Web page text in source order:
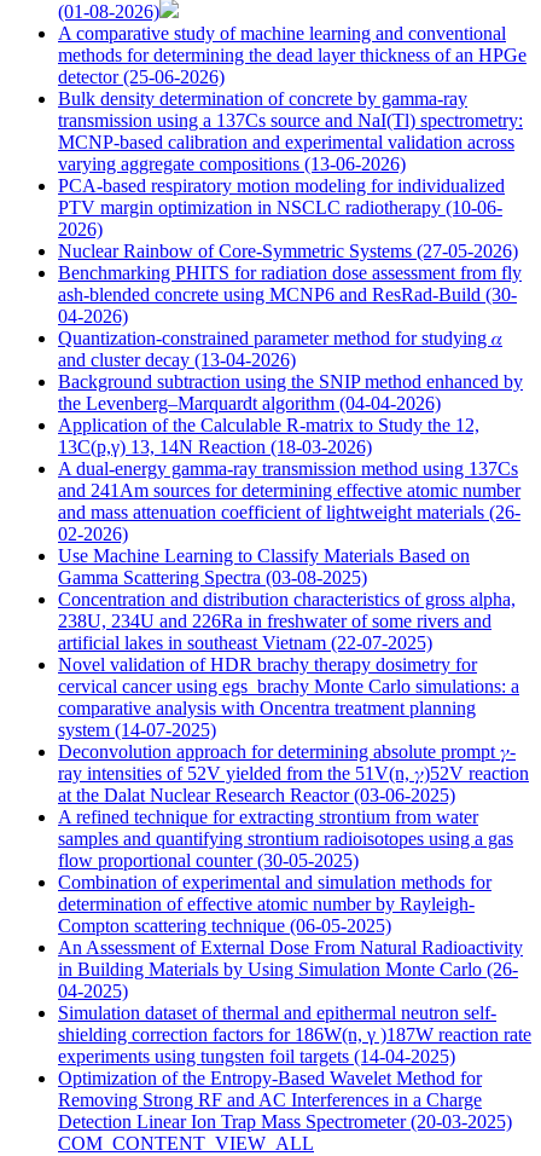
(01-08-2026)
A comparative study of machine learning and conventional
methods for determining the dead layer thickness of an HPGe
detector(25-06-2026)
Bulk density determination of concrete by gamma-ray
transmission using a 137Cs source and NaI(Tl) spectrometry:
MCNP-based calibration and experimental validation across
varying aggregate compositions (13-06-2026)
PCA-based respiratory motion modeling for individualized
PTV margin optimization in NSCLC radiotherapy (10-06-
2026)
Nuclear Rainbow of Core-Symmetric Systems (27-05-2026)
Benchmarking PHITS for radiation dose assessment from fly
ash-blended concrete using MCNP6 and ResRad-Build (30-
04-2026)
Quantization-constrained parameter method for studying 𝛼
and cluster decay (13-04-2026)
Background subtraction using the SNIP method enhanced by
the Levenberg–Marquardt algorithm (04-04-2026)
Application of the Calculable R-matrix to Study the 12,
13C(p,γ) 13, 14N Reaction (18-03-2026)
A dual-energy gamma-ray transmission method using 137Cs
and 241Am sources for determining effective atomic number
and mass attenuation coefficient of lightweight materials (26-
02-2026)
Use Machine Learning to Classify Materials Based on
Gamma Scattering Spectra (03-08-2025)
Concentration and distribution characteristics of gross alpha,
238U, 234U and 226Ra in freshwater of some rivers and
artificial lakes in southeast Vietnam (22-07-2025)
Novel validation of HDR brachy therapy dosimetry for
cervical cancer using egs_brachy Monte Carlo simulations: a
comparative analysis with Oncentra treatment planning
system (14-07-2025)
Deconvolution approach for determining absolute prompt 𝛾-
ray intensities of 52V yielded from the 51V(n, 𝛾)52V reaction
at the Dalat Nuclear Research Reactor(03-06-2025)
A refined technique for extracting strontium from water
samples and quantifying strontium radioisotopes using a gas
flow proportional counter(30-05-2025)
Combination of experimental and simulation methods for
determination of effective atomic number by Rayleigh-
Compton scattering technique (06-05-2025)
An Assessment of External Dose From Natural Radioactivity
in Building Materials by Using Simulation Monte Carlo (26-
04-2025)
Simulation dataset of thermal and epithermal neutron self-
shielding correction factors for 186W(n, γ )187W reaction rate
experiments using tungsten foil targets (14-04-2025)
Optimization of the Entropy-Based Wavelet Method for
Removing Strong RF and AC Interferences in a Charge
Detection Linear Ion Trap Mass Spectrometer(20-03-2025)
COM_CONTENT_VIEW_ALL